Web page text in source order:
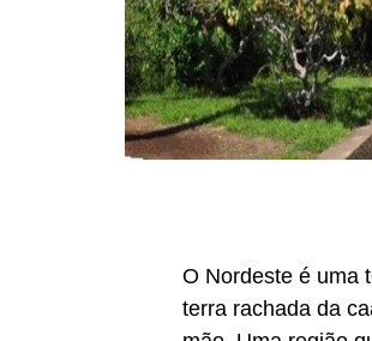
O Nordeste é uma
terra rachada da